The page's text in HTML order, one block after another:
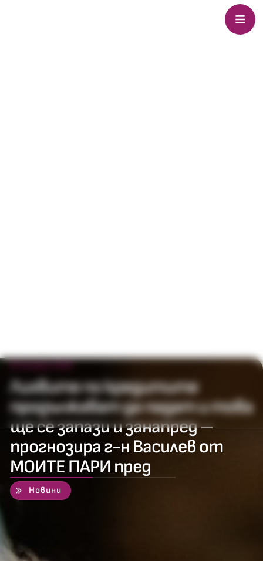
15 януари 2010
Лихвите по кредитите
продължават да падат и това
ще се запази и занапред –
прогнозира г-н Василев от
МОИТЕ ПАРИ пред
50%
Новини